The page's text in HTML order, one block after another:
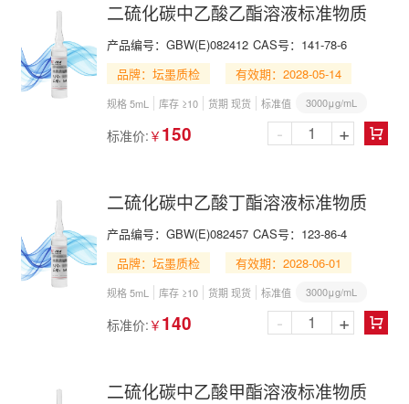
二硫化碳中乙酸乙酯溶液标准物质
产品编号： GBW(E)082412 CAS号： 141-78-6
品牌：坛墨质检
有效期：2028-05-14
规格 5mL 库存 ≥10 货期 现货 标准值 3000μg/mL
标准价: ￥ 150 
- +
二硫化碳中乙酸丁酯溶液标准物质
产品编号： GBW(E)082457 CAS号： 123-86-4
品牌：坛墨质检
有效期：2028-06-01
规格 5mL 库存 ≥10 货期 现货 标准值 3000μg/mL
标准价: ￥ 140 
- +
二硫化碳中乙酸甲酯溶液标准物质